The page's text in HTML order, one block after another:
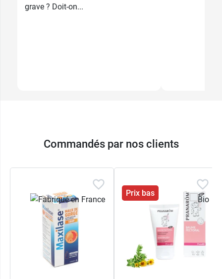
grave ? Doit-on...
Commandés par nos clients
Prix bas